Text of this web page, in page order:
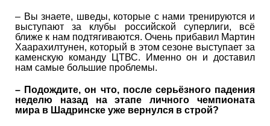
– Вы знаете, шведы, которые с нами тренируются и
выступают за клубы российской суперлиги, всё
ближе к нам подтягиваются. Очень прибавил Мартин
Хаарахилтунен, который в этом сезоне выступает за
каменскую команду ЦТВС. Именно он и доставил
нам самые большие проблемы.
– Подождите, он что, после серьёзного падения
неделю назад на этапе личного чемпионата
мира в Шадринске уже вернулся в строй?